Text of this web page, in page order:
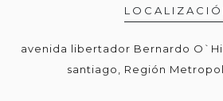
avenida libertador Bernardo
santiago, Región